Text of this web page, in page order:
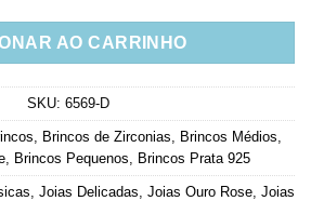
AO CARRINHO
SKU: 6569-D
Brincos de Zirconias Brincos Médios
Brincos Pequenos Brincos Prata 925
Joias Delicadas Joias Ouro Rose, Joias